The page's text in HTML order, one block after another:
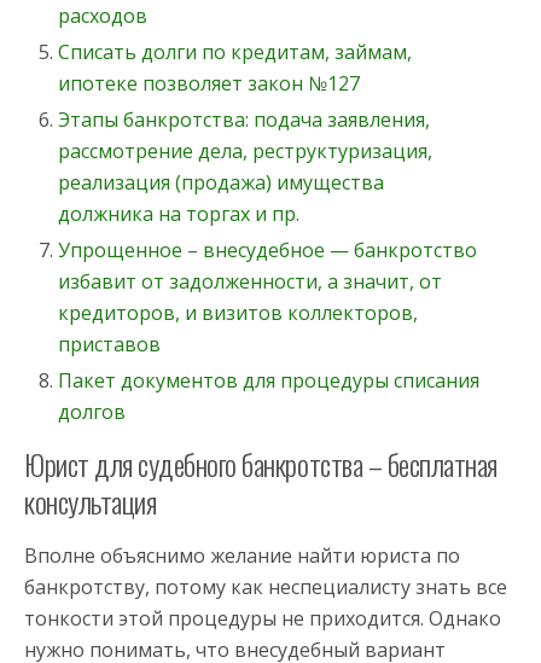
расходов
Списать долги по кредитам, займам,
ипотеке позволяет закон №127
Этапы банкротства: подача заявления,
рассмотрение дела, реструктуризация,
реализация (продажа) имущества
должника на торгах и пр.
Упрощенное – внесудебное — банкротство
избавит от задолженности, а значит, от
кредиторов, и визитов коллекторов,
приставов
Пакет документов для процедуры списания
долгов
Юрист для судебного банкротства – бесплатная
консультация
Вполне объяснимо желание найти юриста по
банкротству, потому как неспециалисту знать все
тонкости этой процедуры не приходится. Однако
нужно понимать, что внесудебный вариант